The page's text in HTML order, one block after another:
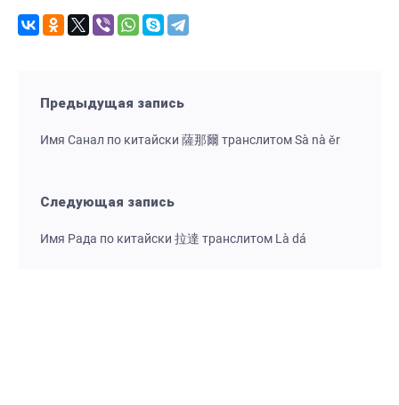
Предыдущая запись
Имя Санал по китайски 薩那爾 транслитом Sà nà ěr
Следующая запись
Имя Рада по китайски 拉達 транслитом Là dá